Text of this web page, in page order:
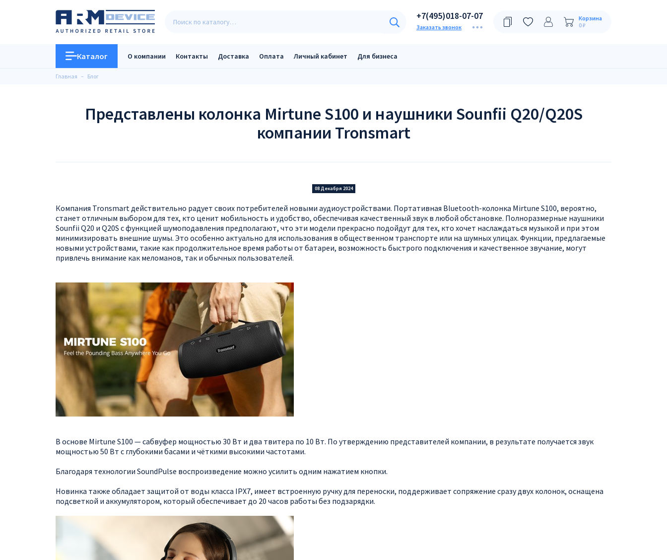
+7(495)018-07-07
Заказать звонок
Корзина
0 ₽
Каталог О компании Контакты Доставка Оплата Личный кабинет Для бизнеса
Главная Блог
Представлены колонка Mirtune S100 и наушники Sounfii Q20/Q20S
компании Tronsmart
08 Декабря 2024
Компания Tronsmart действительно радует своих потребителей новыми аудиоустройствами. Портативная Bluetooth-колонка Mirtune S100, вероятно,
станет отличным выбором для тех, кто ценит мобильность и удобство, обеспечивая качественный звук в любой обстановке. Полноразмерные наушники
Sounfii Q20 и Q20S с функцией шумоподавления предполагают, что эти модели прекрасно подойдут для тех, кто хочет наслаждаться музыкой и при этом
минимизировать внешние шумы. Это особенно актуально для использования в общественном транспорте или на шумных улицах. Функции, предлагаемые
новыми устройствами, такие как продолжительное время работы от батареи, возможность быстрого подключения и качественное звучание, могут
привлечь внимание как меломанов, так и обычных пользователей.
В основе Mirtune S100 — сабвуфер мощностью 30 Вт и два твитера по 10 Вт. По утверждению представителей компании, в результате получается звук
мощностью 50 Вт с глубокими басами и чёткими высокими частотами.
Благодаря технологии SoundPulse воспроизведение можно усилить одним нажатием кнопки.
Новинка также обладает защитой от воды класса IPX7, имеет встроенную ручку для переноски, поддерживает сопряжение сразу двух колонок, оснащена
подсветкой и аккумулятором, который обеспечивает до 20 часов работы без подзарядки.